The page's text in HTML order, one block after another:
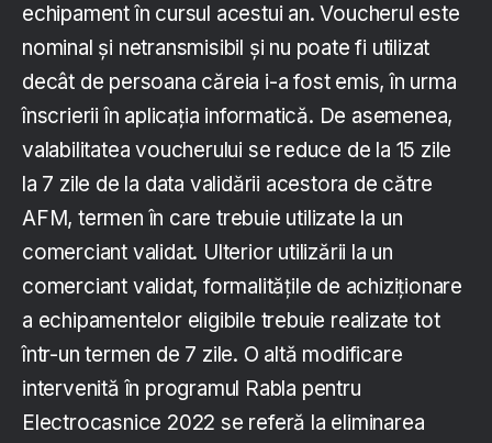
echipament în cursul acestui an. Voucherul este
nominal şi netransmisibil şi nu poate fi utilizat
decât de persoana căreia i-a fost emis, în urma
înscrierii în aplicaţia informatică. De asemenea,
valabilitatea voucherului se reduce de la 15 zile
la 7 zile de la data validării acestora de către
AFM, termen în care trebuie utilizate la un
comerciant validat. Ulterior utilizării la un
comerciant validat, formalitățile de achiziționare
a echipamentelor eligibile trebuie realizate tot
într-un termen de 7 zile. O altă modificare
intervenită în programul Rabla pentru
Electrocasnice 2022 se referă la eliminarea